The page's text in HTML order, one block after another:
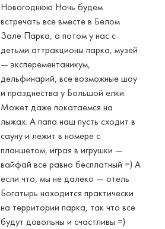
Новогоднюю Ночь будем
встречать все вместе в Белом
Зале Парка, а потом у нас с
детьми аттракционы парка, музей
— эксперементаникум,
дельфинарий, все возможные шоу
и празднества у Большой елки.
Может даже покатаемся на
лыжах. А папа наш пусть сходит в
сауну и лежит в номере с
планшетом, играя в игрушки —
вайфай все равно бесплатный =) А
если что, мы не далеко — отель
Богатырь находится практически
на территории парка, так что все
будут довольны и счастливы =)